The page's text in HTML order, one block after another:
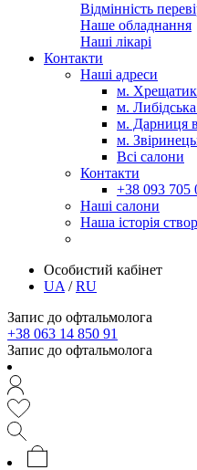
Відмінність
Наше обладнання
Наші лікарі
Контакти
Наші адреси
м. Хрещатик
м.
м. Дарниця
м.
Всі салони
Контакти
+38 093 705
Наші салони
Наша історія
Особистий кабінет
UA /RU
Запис до офтальмолога
+38 063 14 850 91
Запис до офтальмолога